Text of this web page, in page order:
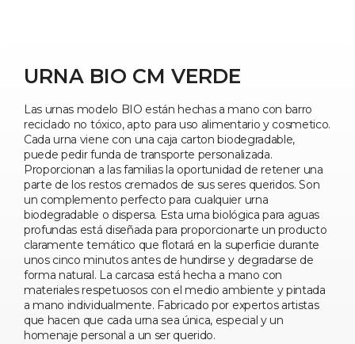
URNA BIO CM VERDE
Las urnas modelo BIO están hechas a mano con barro
reciclado no tóxico, apto para uso alimentario y cosmetico.
Cada urna viene con una caja carton biodegradable,
puede pedir funda de transporte personalizada.
Proporcionan a las familias la oportunidad de retener una
parte de los restos cremados de sus seres queridos. Son
un complemento perfecto para cualquier urna
biodegradable o dispersa. Esta urna biológica para aguas
profundas está diseñada para proporcionarte un producto
claramente temático que flotará en la superficie durante
unos cinco minutos antes de hundirse y degradarse de
forma natural. La carcasa está hecha a mano con
materiales respetuosos con el medio ambiente y pintada
a mano individualmente. Fabricado por expertos artistas
que hacen que cada urna sea única, especial y un
homenaje personal a un ser querido.